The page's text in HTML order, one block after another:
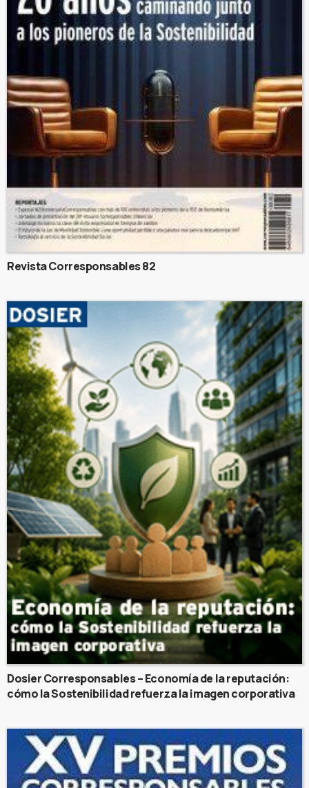
Revista Corresponsables 82
Dosier Corresponsables – Economía de la reputación:
cómo la Sostenibilidad refuerza la imagen corporativa